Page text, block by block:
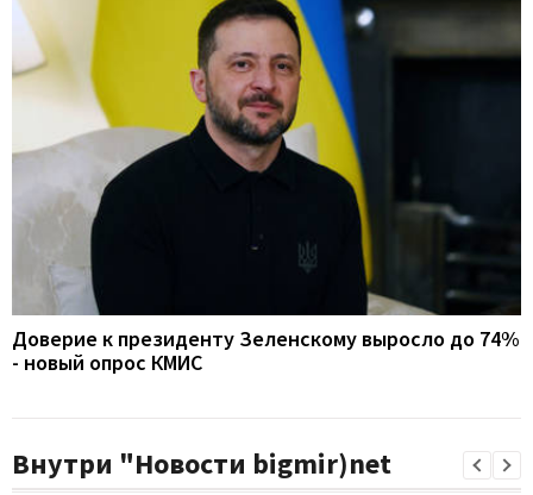
Доверие к президенту Зеленскому выросло до 74%
- новый опрос КМИС
Внутри "Новости bigmir)net